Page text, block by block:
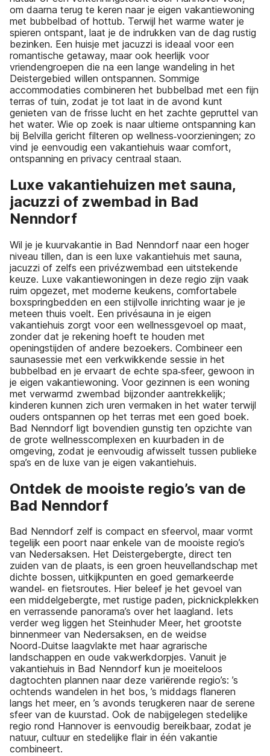
om daarna terug te keren naar je eigen vakantiewoning
met bubbelbad of hottub. Terwijl het warme water je
spieren ontspant, laat je de indrukken van de dag rustig
bezinken. Een huisje met jacuzzi is ideaal voor een
romantische getaway, maar ook heerlijk voor
vriendengroepen die na een lange wandeling in het
Deistergebied willen ontspannen. Sommige
accommodaties combineren het bubbelbad met een fijn
terras of tuin, zodat je tot laat in de avond kunt
genieten van de frisse lucht en het zachte gepruttel van
het water. Wie op zoek is naar ultieme ontspanning kan
bij Belvilla gericht filteren op wellness‑voorzieningen; zo
vind je eenvoudig een vakantiehuis waar comfort,
ontspanning en privacy centraal staan.
Luxe vakantiehuizen met sauna,
jacuzzi of zwembad in Bad
Nenndorf
Wil je je kuurvakantie in Bad Nenndorf naar een hoger
niveau tillen, dan is een luxe vakantiehuis met sauna,
jacuzzi of zelfs een privézwembad een uitstekende
keuze. Luxe vakantiewoningen in deze regio zijn vaak
ruim opgezet, met moderne keukens, comfortabele
boxspringbedden en een stijlvolle inrichting waar je je
meteen thuis voelt. Een privésauna in je eigen
vakantiehuis zorgt voor een wellnessgevoel op maat,
zonder dat je rekening hoeft te houden met
openingstijden of andere bezoekers. Combineer een
saunasessie met een verkwikkende sessie in het
bubbelbad en je ervaart de echte spa‑sfeer, gewoon in
je eigen vakantiewoning. Voor gezinnen is een woning
met verwarmd zwembad bijzonder aantrekkelijk;
kinderen kunnen zich uren vermaken in het water terwijl
ouders ontspannen op het terras met een goed boek.
Bad Nenndorf ligt bovendien gunstig ten opzichte van
de grote wellnesscomplexen en kuurbaden in de
omgeving, zodat je eenvoudig afwisselt tussen publieke
spa’s en de luxe van je eigen vakantiehuis.
Ontdek de mooiste regio’s van de
Bad Nenndorf
Bad Nenndorf zelf is compact en sfeervol, maar vormt
tegelijk een poort naar enkele van de mooiste regio’s
van Nedersaksen. Het Deistergebergte, direct ten
zuiden van de plaats, is een groen heuvellandschap met
dichte bossen, uitkijkpunten en goed gemarkeerde
wandel‑ en fietsroutes. Hier beleef je het gevoel van
een middelgebergte, met rustige paden, picknickplekken
en verrassende panorama’s over het laagland. Iets
verder weg liggen het Steinhuder Meer, het grootste
binnenmeer van Nedersaksen, en de weidse
Noord‑Duitse laagvlakte met haar agrarische
landschappen en oude vakwerkdorpjes. Vanuit je
vakantiehuis in Bad Nenndorf kun je moeiteloos
dagtochten plannen naar deze variërende regio’s: ’s
ochtends wandelen in het bos, ’s middags flaneren
langs het meer, en ’s avonds terugkeren naar de serene
sfeer van de kuurstad. Ook de nabijgelegen stedelijke
regio rond Hannover is eenvoudig bereikbaar, zodat je
natuur, cultuur en stedelijke flair in één vakantie
combineert.